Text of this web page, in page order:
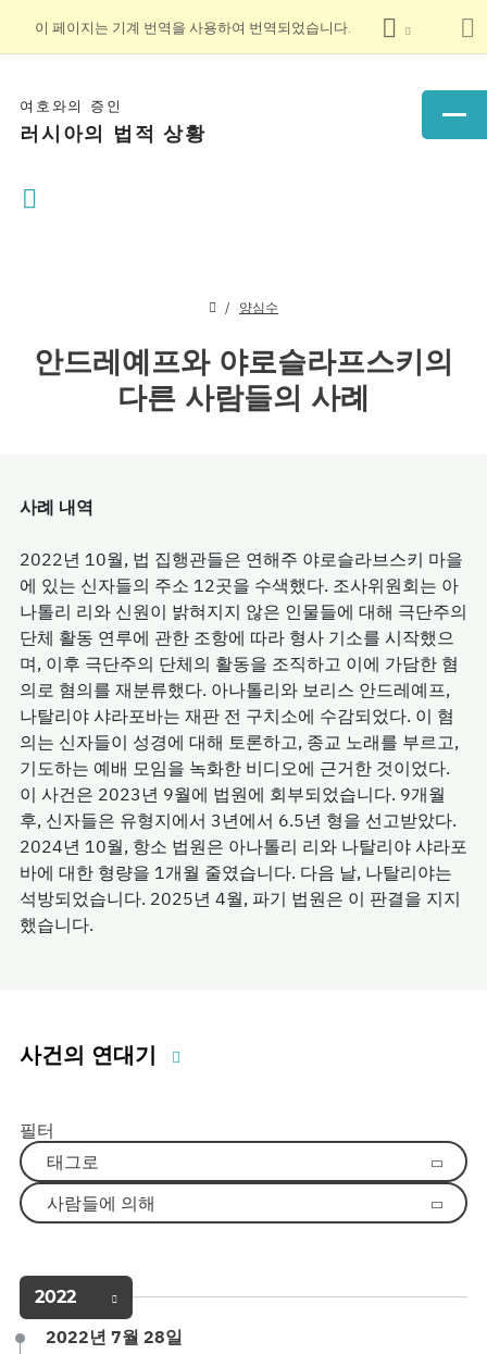
이 페이지는 기계 번역을 사용하여 번역되었습니다.
여호와의 증인
러시아의 법적 상황
양심수
안드레예프와 야로슬라프스키의
다른 사람들의 사례
사례 내역
2022년 10월, 법 집행관들은 연해주 야로슬라브스키 마을
에 있는 신자들의 주소 12곳을 수색했다. 조사위원회는 아
나톨리 리와 신원이 밝혀지지 않은 인물들에 대해 극단주의
단체 활동 연루에 관한 조항에 따라 형사 기소를 시작했으
며, 이후 극단주의 단체의 활동을 조직하고 이에 가담한 혐
의로 혐의를 재분류했다. 아나톨리와 보리스 안드레예프,
나탈리야 샤라포바는 재판 전 구치소에 수감되었다. 이 혐
의는 신자들이 성경에 대해 토론하고, 종교 노래를 부르고,
기도하는 예배 모임을 녹화한 비디오에 근거한 것이었다.
이 사건은 2023년 9월에 법원에 회부되었습니다. 9개월
후, 신자들은 유형지에서 3년에서 6.5년 형을 선고받았다.
2024년 10월, 항소 법원은 아나톨리 리와 나탈리야 샤라포
바에 대한 형량을 1개월 줄였습니다. 다음 날, 나탈리야는
석방되었습니다. 2025년 4월, 파기 법원은 이 판결을 지지
했습니다.
사건의 연대기
필터
태그로
사람들에 의해
2022
2022년 7월 28일